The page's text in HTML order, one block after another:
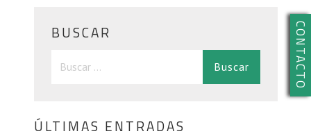
BUSCAR
ÚLTIMAS ENTRADAS
CONTACTO